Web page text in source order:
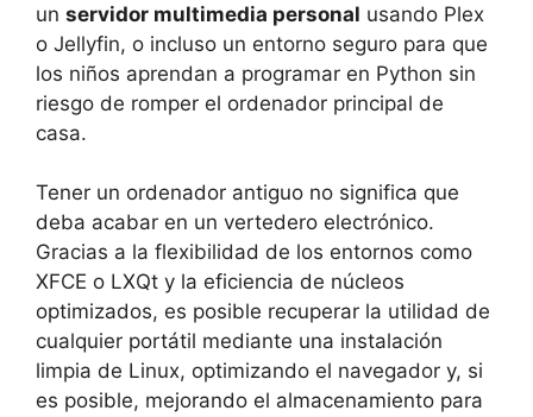
un servidor multimedia personal usando Plex
o Jellyfin, o incluso un entorno seguro para que
los niños aprendan a programar en Python sin
riesgo de romper el ordenador principal de
casa.
Tener un ordenador antiguo no significa que
deba acabar en un vertedero electrónico.
Gracias a la flexibilidad de los entornos como
XFCE o LXQt y la eficiencia de núcleos
optimizados, es posible recuperar la utilidad de
cualquier portátil mediante una instalación
limpia de Linux, optimizando el navegador y, si
es posible, mejorando el almacenamiento para